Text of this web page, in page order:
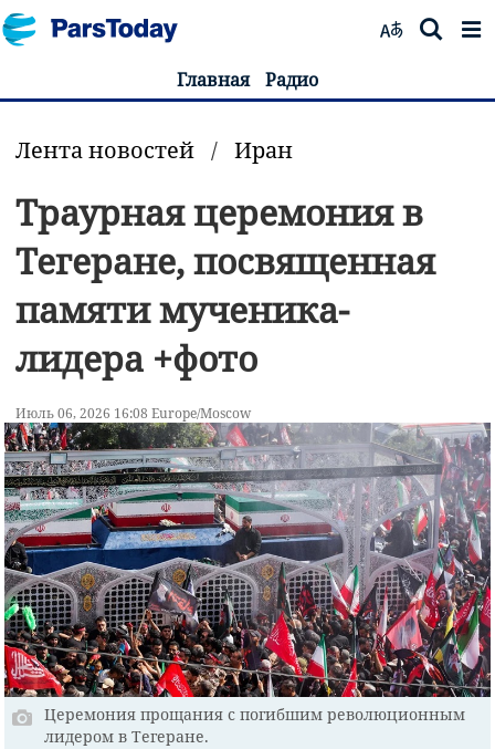
Главная Радио
Лента новостей / Иран
Траурная церемония в
Тегеране, посвященная
памяти мученика-
лидера +фото
Июль 06, 2026 16:08 Europe/Moscow
Церемония прощания с погибшим революционным
лидером в Тегеране.